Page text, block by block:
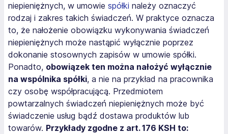
niepieniężnych, w umowie spółki należy oznaczyć
rodzaj i zakres takich świadczeń. W praktyce oznacza
to, że nałożenie obowiązku wykonywania świadczeń
niepieniężnych może nastąpić wyłącznie poprzez
dokonanie stosownych zapisów w umowie spółki.
Ponadto, obowiązek ten można nałożyć wyłącznie
na wspólnika spółki, a nie na przykład na pracownika
czy osobę współpracującą. Przedmiotem
powtarzalnych świadczeń niepieniężnych może być
świadczenie usług bądź dostawa produktów lub
towarów. Przykłady zgodne z art. 176 KSH to: